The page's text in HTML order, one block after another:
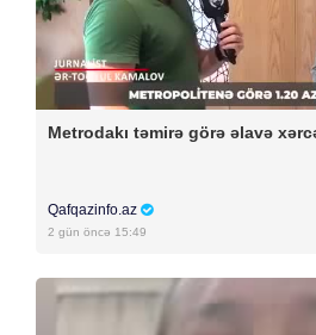
Metrodakı təmirə görə əlavə
Qafqazinfo.az
2 gün öncə 15:49